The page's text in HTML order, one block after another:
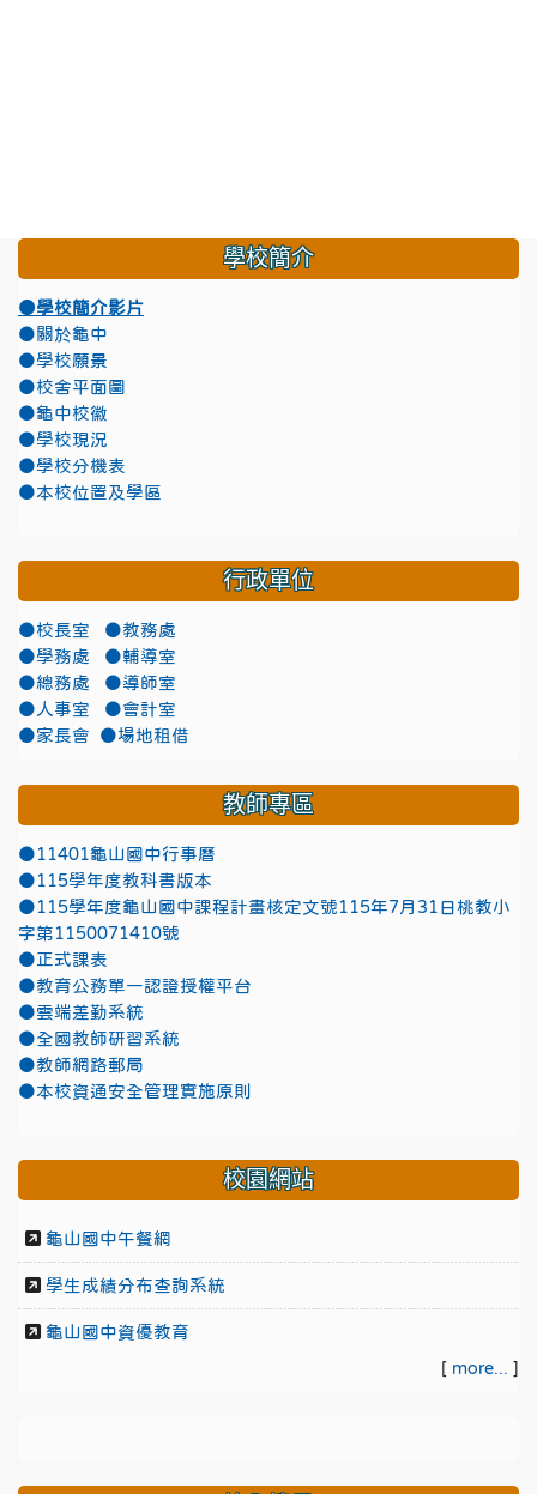
學校簡介
●學校簡介影片
●關於龜中
●學校願景
●校舍平面圖
●龜中校徽
●學校現況
●學校分機表
●本校位置及學區
行政單位
●校長室
●教務處
●學務處
●輔導室
●總務處
●導師室
●人事室
●會計室
●家長會
●場地租借
教師專區
●11401龜山國中行事曆
●115學年度教科書版本
●115學年度龜山國中課程計畫核定文號115年7月31日桃教小
字第1150071410號
●正式課表
●教育公務單一認證授權平台
●雲端差勤系統
●全國教師研習系統
●教師網路郵局
●本校資通安全管理實施原則
校園網站
龜山國中午餐網
學生成績分布查詢系統
龜山國中資優教育
[ more... ]